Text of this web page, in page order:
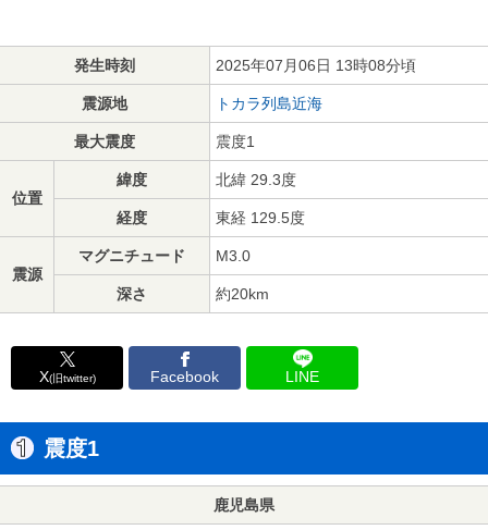
発生時刻 2025年07月06日 13時08分頃
震源地 トカラ列島近海
最大震度 震度1
位置
緯度 北緯 29.3度
経度 東経 129.5度
震源
マグニチュード M3.0
深さ 約20km
X(旧twitter) Facebook LINE
震度1
鹿児島県